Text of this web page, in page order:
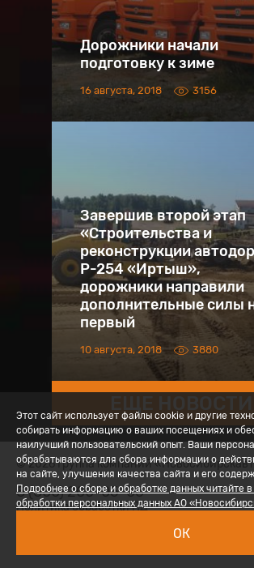
Дорожники начали
подготовку к зиме
16 августа, 2018 3156
Завершив второй этап
«Строительства и
реконструкции
Р-254 «Иртыш»,
дорожники направили
дополнительные силы
первый
10 августа, 2018 3880
© 2026 Группа компаний
8 (800) 200-05-06
Политика обработки ПД
Этот сайт использует файлы cookie и другие
собирать информацию о ваших посещениях и
наилучший пользовательский опыт. Ваши
обрабатываются для сбора информации о
на сайте, улучшения качества сайта и его
Подробнее о сборе и обработке данных читайте
обработки персональных данных АО
ОК